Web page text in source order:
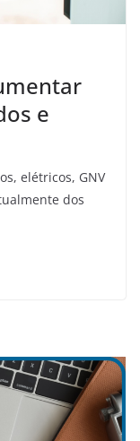
e
elétricos, GNV
dos